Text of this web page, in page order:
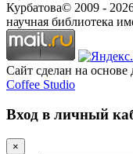
Курбатова© 2009 -
научная библиотека
Сайт сделан на основе
Coffee Studio
Вход в личный
×